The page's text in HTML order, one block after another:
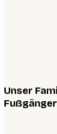
Unser